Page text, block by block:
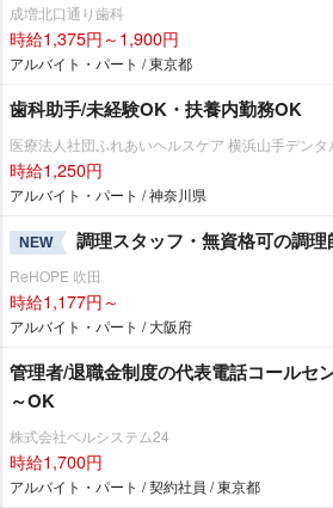
成増北口通り歯科
時給1,375円～1,900円
アルバイト・パート / 東京都
歯科助手/未経験OK・扶養内勤務OK
医療法人社団ふれあいヘルスケア 横浜山手デンタ
時給1,250円
アルバイト・パート / 神奈川県
NEW 調理スタッフ・無資格可の調
ReHOPE 吹田
時給1,177円～
アルバイト・パート / 大阪府
管理者/退職金制度の代表電話コールセ
～OK
株式会社ベルシステム24
時給1,700円
アルバイト・パート / 契約社員 / 東京都